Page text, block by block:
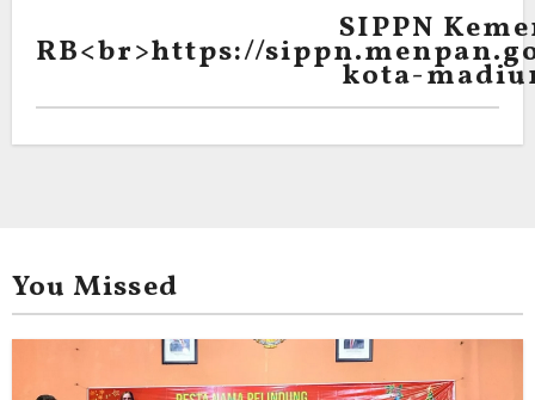
SIPPN
RB<br>https://
kota-
You Missed